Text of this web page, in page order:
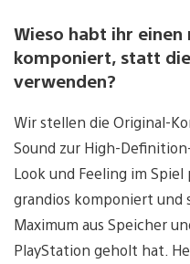
Wieso habt ihr einen
komponiert, statt
verwenden?
Wir stellen die Original-
Sound zur High-
Look und Feeling im
grandios komponiert und
Maximum aus Speicher
PlayStation geholt hat.